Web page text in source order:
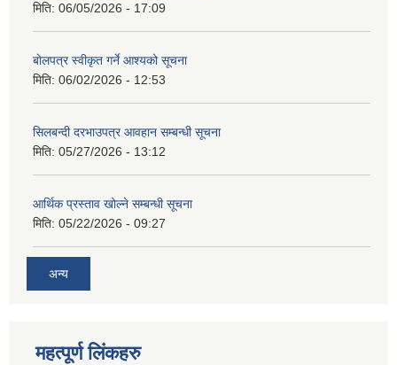
मिति: 06/05/2026 - 17:09
बोलपत्र स्वीकृत गर्ने आश्यको सूचना
मिति: 06/02/2026 - 12:53
सिलबन्दी दरभाउपत्र आवहान सम्बन्धी सूचना
मिति: 05/27/2026 - 13:12
आर्थिक प्रस्ताव खोल्ने सम्बन्धी सूचना
मिति: 05/22/2026 - 09:27
अन्य
महत्पूर्ण लिंकहरु